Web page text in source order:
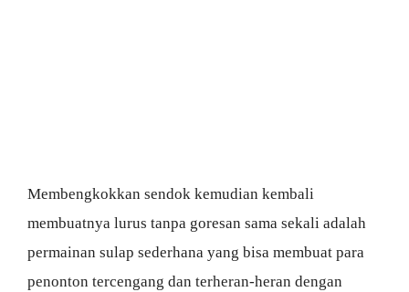
Membengkokkan sendok kemudian kembali
membuatnya lurus tanpa goresan sama sekali adalah
permainan sulap sederhana yang bisa membuat para
penonton tercengang dan terheran-heran dengan